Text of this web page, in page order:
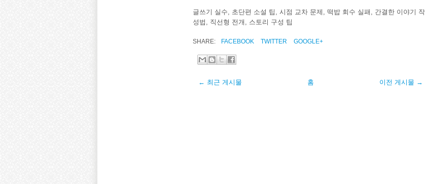
글쓰기 실수, 초단편 소설 팁, 시점 교차 문제, 떡밥 회수 실패, 간결한 이야기 작
성법, 직선형 전개, 스토리 구성 팁
SHARE: FACEBOOK TWITTER GOOGLE+
← 최근 게시물 이전 게시물 →
홈